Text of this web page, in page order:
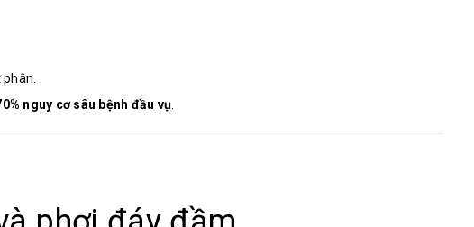
nguy cơ sâu bệnh đầu vụ